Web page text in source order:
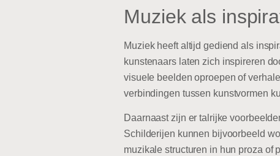
Muziek als
Muziek heeft altijd gediend als
kunstenaars laten zich inspireren
visuele beelden oproepen of
verbindingen tussen kunstvormen
Daarnaast zijn er talrijke
Schilderijen kunnen bijvoorbeeld
muzikale structuren in hun proza of